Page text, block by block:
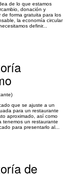
de lo que estamos
donación y
forma gratuita para los
la economía circular
definir...
que se ajuste a un
para un restaurante
aproximado, así como
tenemos un restaurante
para presentarlo al...
de